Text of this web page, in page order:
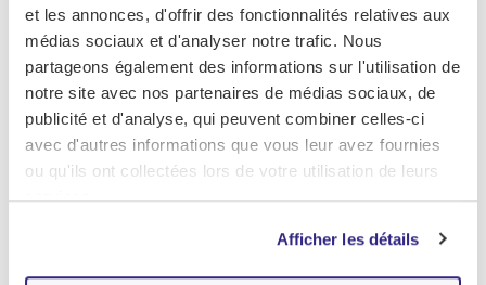
et les annonces, d'offrir des fonctionnalités relatives aux
médias sociaux et d'analyser notre trafic. Nous
partageons également des informations sur l'utilisation de
notre site avec nos partenaires de médias sociaux, de
publicité et d'analyse, qui peuvent combiner celles-ci
avec d'autres informations que vous leur avez fournies
ou qu'ils ont collectées lors de votre utilisation de leurs
services.
Afficher les détails
chirurgie, une thérapie orthodontique peut aussi
être recommandée.
Manque de sommeil de
l’enfant et risques sur le
cerveau
sommeil ou un sommeil de mauvaise qualité